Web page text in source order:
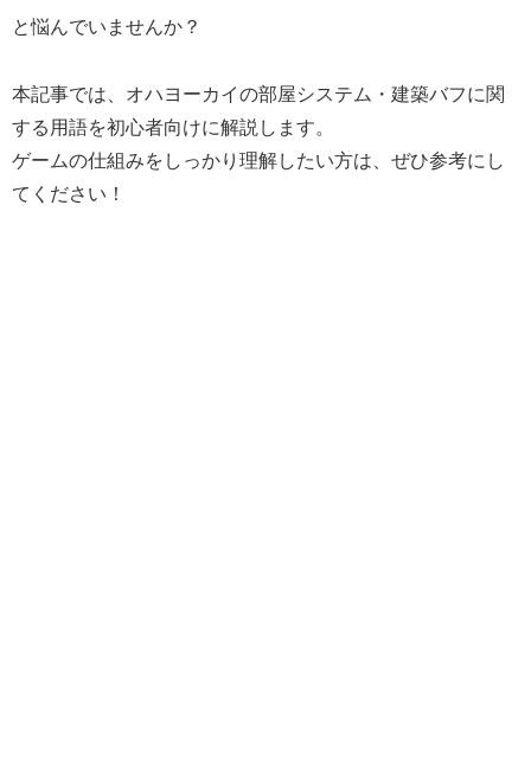
と悩んでいませんか？
本記事では、オハヨーカイの部屋システム・建築バフに関
する用語を初心者向けに解説します。
ゲームの仕組みをしっかり理解したい方は、ぜひ参考にし
てください！